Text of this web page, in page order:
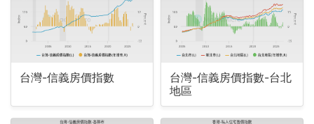
台灣-信義房價指數
台灣-信義房價指數-台北
地區